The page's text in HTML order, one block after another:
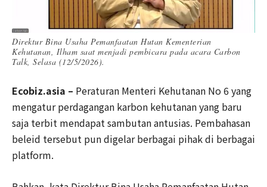
Direktur Bina Usaha Pemanfaatan Hutan Kementerian
Kehutanan, Ilham saat menjadi pembicara pada acara Carbon
Talk, Selasa (12/5/2026).
Ecobiz.asia – Peraturan Menteri Kehutanan No 6 yang
mengatur perdagangan karbon kehutanan yang baru
saja terbit mendapat sambutan antusias. Pembahasan
beleid tersebut pun digelar berbagai pihak di berbagai
platform.